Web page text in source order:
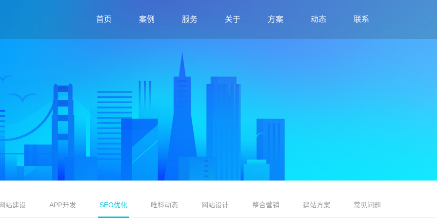
首页 案例 服务 关于 方案 动态 联系
站建设 APP开发 SEO优化 唯科动态 网站设计 整合营销 建站方案 常见问题